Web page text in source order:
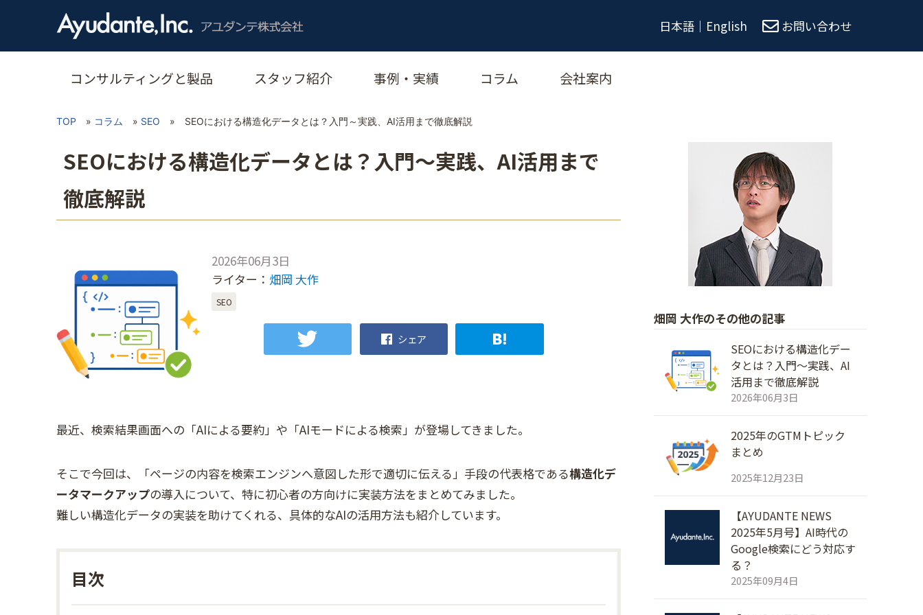
日本語 ｜ English お問い合わせ
コンサルティングと製品 スタッフ紹介 事例・実績 コラム 会社案内
TOP » コラム » SEO » SEOにおける構造化データとは？入門～実践、AI活用まで徹底解説
SEOにおける構造化データとは？入門～実践、AI活用まで
徹底解説
2026年06月3日
ライター： 畑岡 大作
SEO
シェア
最近、検索結果画面への「AIによる要約」や「AIモードによる検索」が登場してきました。
そこで今回は、「ページの内容を検索エンジンへ意図した形で適切に伝える」手段の代表格である構造化デ
ータマークアップの導入について、特に初心者の方向けに実装方法をまとめてみました。
難しい構造化データの実装を助けてくれる、具体的なAIの活用方法も紹介しています。
畑岡 大作のその他の記事
SEOにおける構造化デー
タとは？入門～実践、AI
活用まで徹底解説
2026年06月3日
2025年のGTMトピック
まとめ
2025年12月23日
【AYUDANTE NEWS
2025年5月号】AI時代の
Google検索にどう対応す
る？
2025年09月4日